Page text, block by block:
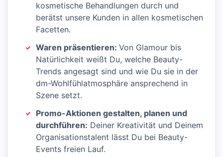
kosmetische Behandlungen durch und
berätst unsere Kunden in allen kosmetischen
Facetten.
Waren präsentieren: Von Glamour bis
Natürlichkeit weißt Du, welche Beauty-
Trends angesagt sind und wie Du sie in der
dm-Wohlfühlatmosphäre ansprechend in
Szene setzt.
Promo-Aktionen gestalten, planen und
durchführen: Deiner Kreativität und Deinem
Organisationstalent lässt Du bei Beauty-
Events freien Lauf.